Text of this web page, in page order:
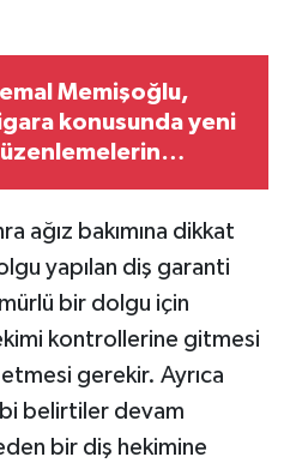
Memişoğlu,
konusunda yeni
ağız bakımına dikkat
yapılan diş garanti
bir dolgu için
kontrollerine gitmesi
gerekir. Ayrıca
belirtiler devam
bir diş hekimine